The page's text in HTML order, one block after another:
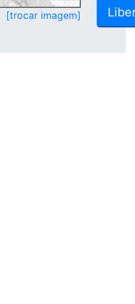
[trocar imagem]